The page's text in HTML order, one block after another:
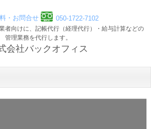
・お問合せ 050-1722-7102
者向けに、記帳代行（経理代行）・給与計算などの
管理業務を代行します。
会社バックオフィス